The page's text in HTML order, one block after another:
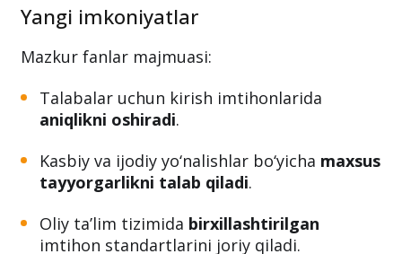
Faylni to‘lig‘ini yuklab olish
Mazkur fanlar majmuasi:
Talabalar uchun kirish imtihonlarida
aniqlikni oshiradi.
Kasbiy va ijodiy yo‘nalishlar bo‘yicha
tayyorgarlikni talab qiladi.